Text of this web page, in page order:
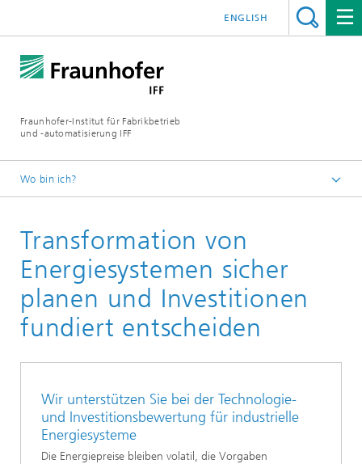
Fraunhofer-Institut für Fabrikbetrieb
und -automatisierung IFF
ENGLISH
Wo bin ich?
Abteilungen
Energiesysteme und Infrastrukturen
Transformation von
Energiesystemen sicher
planen und Investitionen
fundiert entscheiden
Wir unterstützen Sie bei der Technologie-
und Investitionsbewertung für industrielle
Energiesysteme
Die Energiepreise bleiben volatil, die Vorgaben